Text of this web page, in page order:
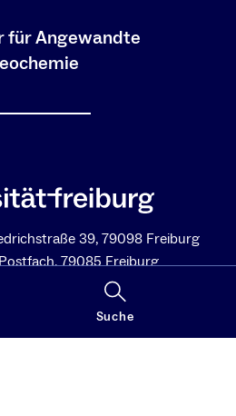
Suche
für Angewandte
39, 79098 Freiburg
79085 Freiburg